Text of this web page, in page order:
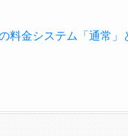
料金システム「通常」